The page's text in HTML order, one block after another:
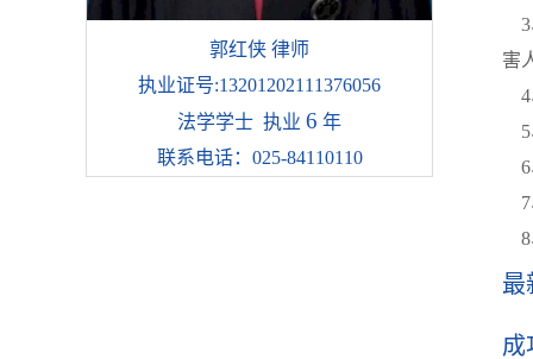
郭红侠 律师
执业证号:13201202111376056
法学学士 执业 6 年
联系电话：025-84110110
3
害
4
5
6
7
8
最
成